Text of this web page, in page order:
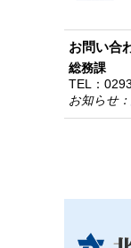
お問い合
総務課
TEL：
お知らせ：